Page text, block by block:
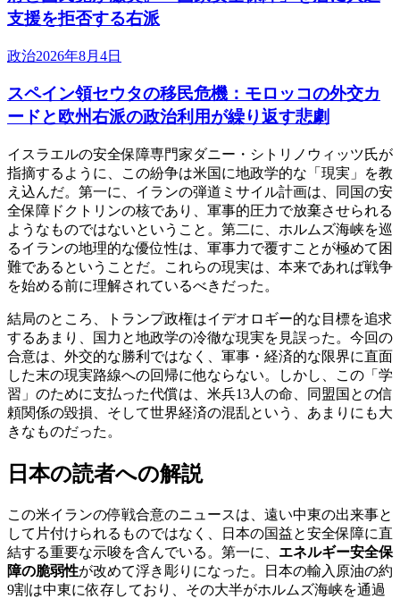
支援を拒否する右派
政治2026年8月4日
スペイン領セウタの移民危機：モロッコの外交カ
ードと欧州右派の政治利用が繰り返す悲劇
イスラエルの安全保障専門家ダニー・シトリノウィッツ氏が
指摘するように、この紛争は米国に地政学的な「現実」を教
え込んだ。第一に、イランの弾道ミサイル計画は、同国の安
全保障ドクトリンの核であり、軍事的圧力で放棄させられる
ようなものではないということ。第二に、ホルムズ海峡を巡
るイランの地理的な優位性は、軍事力で覆すことが極めて困
難であるということだ。これらの現実は、本来であれば戦争
を始める前に理解されているべきだった。
結局のところ、トランプ政権はイデオロギー的な目標を追求
するあまり、国力と地政学の冷徹な現実を見誤った。今回の
合意は、外交的な勝利ではなく、軍事・経済的な限界に直面
した末の現実路線への回帰に他ならない。しかし、この「学
習」のために支払った代償は、米兵13人の命、同盟国との信
頼関係の毀損、そして世界経済の混乱という、あまりにも大
きなものだった。
日本の読者への解説
この米イランの停戦合意のニュースは、遠い中東の出来事と
して片付けられるものではなく、日本の国益と安全保障に直
結する重要な示唆を含んでいる。第一に、 エネルギー安全保
障の脆弱性が改めて浮き彫りになった。日本の輸入原油の約
9割は中東に依存しており、その大半がホルムズ海峡を通過